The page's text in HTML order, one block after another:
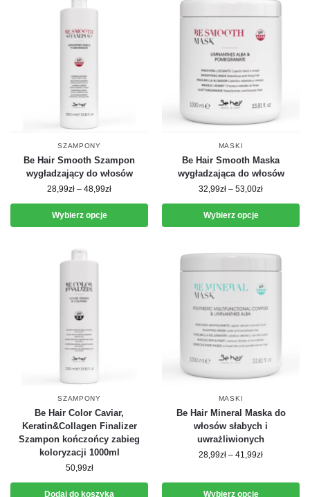
SZAMPONY
Be Hair Smooth Szampon
wygładzający do włosów
28,99zł – 48,99zł
Wybierz opcje
MASKI
Be Hair Smooth Maska
wygładzająca do włosów
32,99zł – 53,00zł
Wybierz opcje
SZAMPONY
Be Hair Color Caviar,
Keratin&Collagen Finalizer
Szampon kończońcy zabieg
koloryzacji 1000ml
50,99zł
Dodaj do koszyka
MASKI
Be Hair Mineral Maska do
włosów słabych i
uwrażliwionych
28,99zł – 41,99zł
Wybierz opcje